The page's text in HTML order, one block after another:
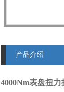
产品介绍
4000Nm表盘扭